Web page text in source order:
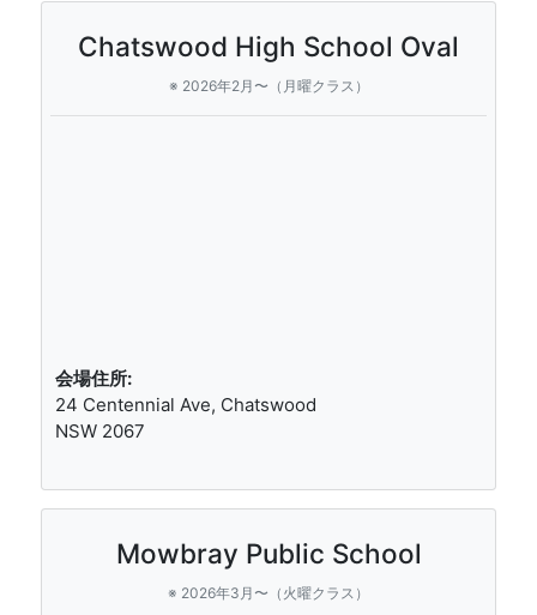
Chatswood High School Oval
※ 2026年2月〜（月曜クラス）
会場住所:
24 Centennial Ave, Chatswood
NSW 2067
Mowbray Public School
※ 2026年3月〜（火曜クラス）